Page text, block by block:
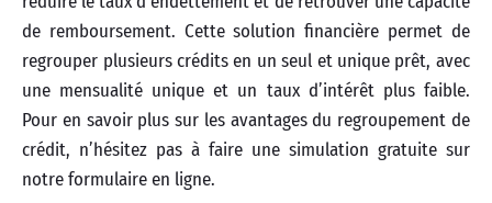
de remboursement. Cette solution financière permet de
regrouper plusieurs crédits en un seul et unique prêt, avec
une mensualité unique et un taux d’intérêt plus faible.
Pour en savoir plus sur les avantages du regroupement de
crédit, n’hésitez pas à faire une simulation gratuite sur
notre formulaire en ligne.